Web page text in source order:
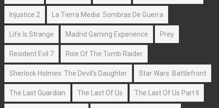
Injustice 2 La Tierra Media: Sombras De Guerra
Life Is Strange Madrid Gaming Experience Prey
Resident Evil 7 Rise Of The Tomb Raider
Sherlock Holmes: The Devil's Daughter Star Wars: Battlefront
The Last Guardian The Last Of Us The Last Of Us Part II